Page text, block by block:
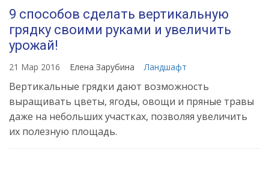
9 способов сделать вертикальную
грядку своими руками и увеличить
урожай!
21 Мар 2016 Елена Зарубина Ландшафт
Вертикальные грядки дают возможность
выращивать цветы, ягоды, овощи и пряные травы
даже на небольших участках, позволяя увеличить
их полезную площадь.